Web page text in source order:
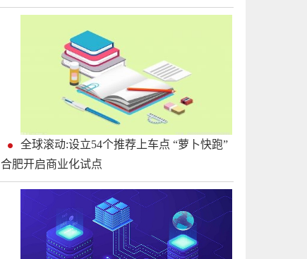
全球滚动:设立54个推荐上车点 “萝卜快跑”
合肥开启商业化试点